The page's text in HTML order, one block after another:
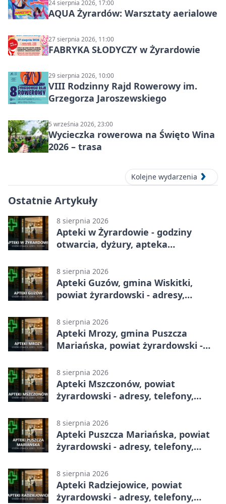
24 sierpnia 2026, 17:00
AQUA Żyrardów: Warsztaty aerialowe
27 sierpnia 2026, 11:00
FABRYKA SŁODYCZY w Żyrardowie
29 sierpnia 2026, 10:00
VIII Rodzinny Rajd Rowerowy im.
Grzegorza Jaroszewskiego
5 września 2026, 23:00
Wycieczka rowerowa na Święto Wina
2026 – trasa
Kolejne wydarzenia
Ostatnie Artykuły
8 sierpnia 2026
Apteki w Żyrardowie - godziny
otwarcia, dyżury, apteka
8 sierpnia 2026
Apteki Guzów, gmina Wiskitki,
powiat żyrardowski - adresy,
8 sierpnia 2026
Apteki Mrozy, gmina Puszcza
Mariańska, powiat żyrardowski -
8 sierpnia 2026
Apteki Mszczonów, powiat
żyrardowski - adresy, telefony,
8 sierpnia 2026
Apteki Puszcza Mariańska, powiat
żyrardowski - adresy, telefony,
8 sierpnia 2026
Apteki Radziejowice, powiat
żyrardowski - adresy, telefony,